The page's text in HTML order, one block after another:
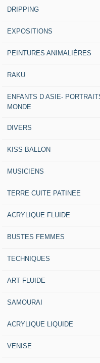
DRIPPING
EXPOSITIONS
PEINTURES ANIMALIÈRES
RAKU
ENFANTS D ASIE-
MONDE
DIVERS
KISS BALLON
MUSICIENS
TERRE CUITE PATINEE
ACRYLIQUE FLUIDE
BUSTES FEMMES
TECHNIQUES
ART FLUIDE
SAMOURAI
ACRYLIQUE LIQUIDE
VENISE